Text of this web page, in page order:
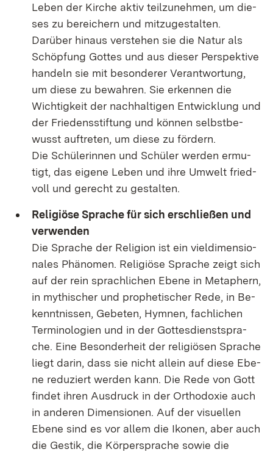
Le­ben der Kir­che ak­tiv teil­zu­neh­men, um die­
ses zu be­rei­chern und mit­zu­ge­stal­ten.
Dar­über hin­aus ver­ste­hen sie die Na­tur als
Schöp­fung Got­tes und aus die­ser Per­spek­ti­ve
han­deln sie mit be­son­de­rer Ver­ant­wor­tung,
um die­se zu be­wah­ren. Sie er­ken­nen die
Wich­tig­keit der nach­hal­ti­gen Ent­wick­lung und
der Frie­dens­stif­tung und kön­nen selbst­be­
wusst auf­tre­ten, um die­se zu för­dern.
Die Schü­le­rin­nen und Schü­ler wer­den er­mu­
tigt, das ei­ge­ne Le­ben und ih­re Um­welt fried­
voll und ge­recht zu ge­stal­ten.
Re­li­giö­se Spra­che für sich er­schlie­ßen und
ver­wen­den
Die Spra­che der Re­li­gi­on ist ein viel­di­men­sio­
na­les Phä­no­men. Re­li­giö­se Spra­che zeigt sich
auf der rein sprach­li­chen Ebe­ne in Me­ta­phern,
in my­thi­scher und pro­phe­ti­scher Re­de, in Be­
kennt­nis­sen, Ge­be­ten, Hym­nen, fach­li­chen
Ter­mi­no­lo­gi­en und in der Got­tes­dienst­spra­
che. Ei­ne Be­son­der­heit der re­li­giö­sen Spra­che
liegt dar­in, dass sie nicht al­lein auf die­se Ebe­
ne re­du­ziert wer­den kann. Die Re­de von Gott
fin­det ih­ren Aus­druck in der Or­tho­do­xie auch
in an­de­ren Di­men­sio­nen. Auf der vi­su­el­len
Ebe­ne sind es vor al­lem die Iko­nen, aber auch
die Ges­tik, die Kör­per­spra­che so­wie die